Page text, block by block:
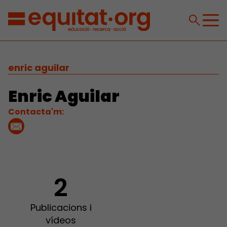
enric aguilar
Enric Aguilar
Contacta'm:
2
Publicacions i
vídeos